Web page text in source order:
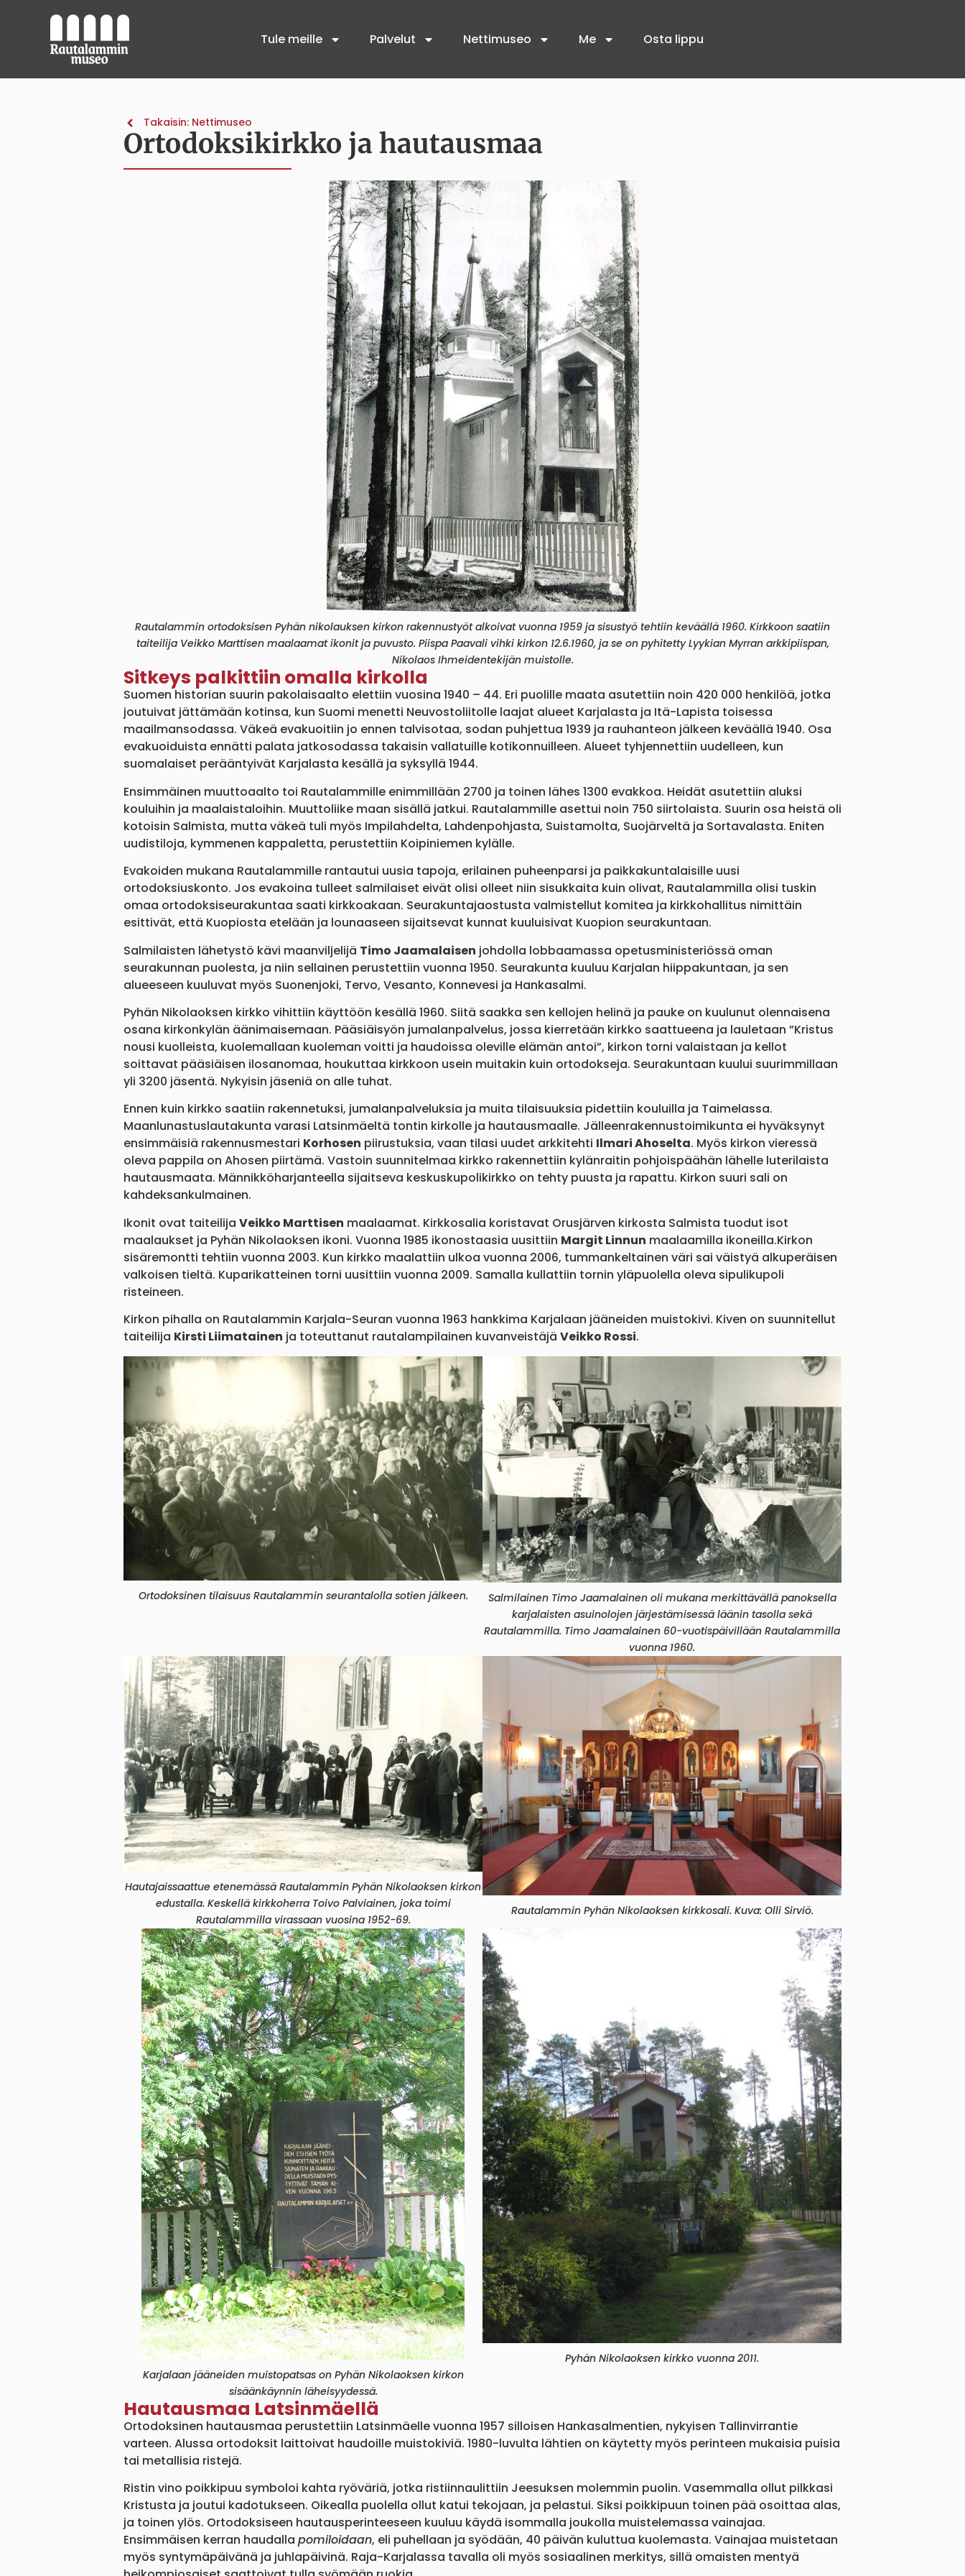
Tule meille Palvelut Nettimuseo Me Osta lippu
Takaisin: Nettimuseo
Ortodoksikirkko ja hautausmaa
Rautalammin ortodoksisen Pyhän nikolauksen kirkon rakennustyöt alkoivat vuonna 1959 ja sisustyö tehtiin keväällä 1960. Kirkkoon saatiin
taiteilija Veikko Marttisen maalaamat ikonit ja puvusto. Piispa Paavali vihki kirkon 12.6.1960, ja se on pyhitetty Lyykian Myrran arkkipiispan,
Nikolaos Ihmeidentekijän muistolle.
Sitkeys palkittiin omalla kirkolla
Suomen historian suurin pakolaisaalto elettiin vuosina 1940 – 44. Eri puolille maata asutettiin noin 420 000 henkilöä, jotka
joutuivat jättämään kotinsa, kun Suomi menetti Neuvostoliitolle laajat alueet Karjalasta ja Itä-Lapista toisessa
maailmansodassa. Väkeä evakuoitiin jo ennen talvisotaa, sodan puhjettua 1939 ja rauhanteon jälkeen keväällä 1940. Osa
evakuoiduista ennätti palata jatkosodassa takaisin vallatuille kotikonnuilleen. Alueet tyhjennettiin uudelleen, kun
suomalaiset perääntyivät Karjalasta kesällä ja syksyllä 1944.
Ensimmäinen muuttoaalto toi Rautalammille enimmillään 2700 ja toinen lähes 1300 evakkoa. Heidät asutettiin aluksi
kouluihin ja maalaistaloihin. Muuttoliike maan sisällä jatkui. Rautalammille asettui noin 750 siirtolaista. Suurin osa heistä oli
kotoisin Salmista, mutta väkeä tuli myös Impilahdelta, Lahdenpohjasta, Suistamolta, Suojärveltä ja Sortavalasta. Eniten
uudistiloja, kymmenen kappaletta, perustettiin Koipiniemen kylälle.
Evakoiden mukana Rautalammille rantautui uusia tapoja, erilainen puheenparsi ja paikkakuntalaisille uusi
ortodoksiuskonto. Jos evakoina tulleet salmilaiset eivät olisi olleet niin sisukkaita kuin olivat, Rautalammilla olisi tuskin
omaa ortodoksiseurakuntaa saati kirkkoakaan. Seurakuntajaostusta valmistellut komitea ja kirkkohallitus nimittäin
esittivät, että Kuopiosta etelään ja lounaaseen sijaitsevat kunnat kuuluisivat Kuopion seurakuntaan.
Salmilaisten lähetystö kävi maanviljelijä Timo Jaamalaisen johdolla lobbaamassa opetusministeriössä oman
seurakunnan puolesta, ja niin sellainen perustettiin vuonna 1950. Seurakunta kuuluu Karjalan hiippakuntaan, ja sen
alueeseen kuuluvat myös Suonenjoki, Tervo, Vesanto, Konnevesi ja Hankasalmi.
Pyhän Nikolaoksen kirkko vihittiin käyttöön kesällä 1960. Siitä saakka sen kellojen helinä ja pauke on kuulunut olennaisena
osana kirkonkylän äänimaisemaan. Pääsiäisyön jumalanpalvelus, jossa kierretään kirkko saattueena ja lauletaan ”Kristus
nousi kuolleista, kuolemallaan kuoleman voitti ja haudoissa oleville elämän antoi”, kirkon torni valaistaan ja kellot
soittavat pääsiäisen ilosanomaa, houkuttaa kirkkoon usein muitakin kuin ortodokseja. Seurakuntaan kuului suurimmillaan
yli 3200 jäsentä. Nykyisin jäseniä on alle tuhat.
Ennen kuin kirkko saatiin rakennetuksi, jumalanpalveluksia ja muita tilaisuuksia pidettiin kouluilla ja Taimelassa.
Maanlunastuslautakunta varasi Latsinmäeltä tontin kirkolle ja hautausmaalle. Jälleenrakennustoimikunta ei hyväksynyt
ensimmäisiä rakennusmestari Korhosen piirustuksia, vaan tilasi uudet arkkitehti Ilmari Ahoselta. Myös kirkon vieressä
oleva pappila on Ahosen piirtämä. Vastoin suunnitelmaa kirkko rakennettiin kylänraitin pohjoispäähän lähelle luterilaista
hautausmaata. Männikköharjanteella sijaitseva keskuskupolikirkko on tehty puusta ja rapattu. Kirkon suuri sali on
kahdeksankulmainen.
Ikonit ovat taiteilija Veikko Marttisen maalaamat. Kirkkosalia koristavat Orusjärven kirkosta Salmista tuodut isot
maalaukset ja Pyhän Nikolaoksen ikoni. Vuonna 1985 ikonostaasia uusittiin Margit Linnun maalaamilla ikoneilla.Kirkon
sisäremontti tehtiin vuonna 2003. Kun kirkko maalattiin ulkoa vuonna 2006, tummankeltainen väri sai väistyä alkuperäisen
valkoisen tieltä. Kuparikatteinen torni uusittiin vuonna 2009. Samalla kullattiin tornin yläpuolella oleva sipulikupoli
risteineen.
Kirkon pihalla on Rautalammin Karjala-Seuran vuonna 1963 hankkima Karjalaan jääneiden muistokivi. Kiven on suunnitellut
taiteilija Kirsti Liimatainen ja toteuttanut rautalampilainen kuvanveistäjä Veikko Rossi.
Ortodoksinen tilaisuus Rautalammin seurantalolla sotien jälkeen.
Salmilainen Timo Jaamalainen oli mukana merkittävällä panoksella
karjalaisten asuinolojen järjestämisessä läänin tasolla sekä
Rautalammilla. Timo Jaamalainen 60-vuotispäivillään Rautalammilla
vuonna 1960.
Hautajaissaattue etenemässä Rautalammin Pyhän Nikolaoksen kirkon
edustalla. Keskellä kirkkoherra Toivo Palviainen, joka toimi
Rautalammilla virassaan vuosina 1952-69.
Rautalammin Pyhän Nikolaoksen kirkkosali. Kuva: Olli Sirviö.
Karjalaan jääneiden muistopatsas on Pyhän Nikolaoksen kirkon
sisäänkäynnin läheisyydessä.
Pyhän Nikolaoksen kirkko vuonna 2011.
Hautausmaa Latsinmäellä
Ortodoksinen hautausmaa perustettiin Latsinmäelle vuonna 1957 silloisen Hankasalmentien, nykyisen Tallinvirrantie
varteen. Alussa ortodoksit laittoivat haudoille muistokiviä. 1980-luvulta lähtien on käytetty myös perinteen mukaisia puisia
tai metallisia ristejä.
Ristin vino poikkipuu symboloi kahta ryöväriä, jotka ristiinnaulittiin Jeesuksen molemmin puolin. Vasemmalla ollut pilkkasi
Kristusta ja joutui kadotukseen. Oikealla puolella ollut katui tekojaan, ja pelastui. Siksi poikkipuun toinen pää osoittaa alas,
ja toinen ylös. Ortodoksiseen hautausperinteeseen kuuluu käydä isommalla joukolla muistelemassa vainajaa.
Ensimmäisen kerran haudalla pomiloidaan, eli puhellaan ja syödään, 40 päivän kuluttua kuolemasta. Vainajaa muistetaan
myös syntymäpäivänä ja juhlapäivinä. Raja-Karjalassa tavalla oli myös sosiaalinen merkitys, sillä omaisten mentyä